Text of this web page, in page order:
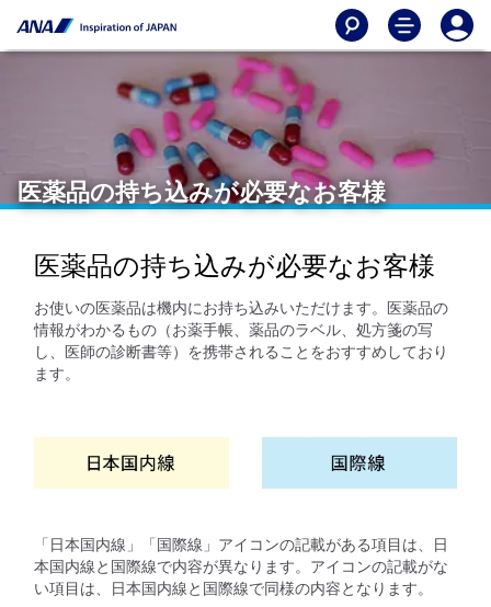
医薬品の持ち込みが必要なお客様
医薬品の持ち込みが必要なお客様
お使いの医薬品は機内にお持ち込みいただけます。医薬品の
情報がわかるもの（お薬手帳、薬品のラベル、処方箋の写
し、医師の診断書等）を携帯されることをおすすめしており
ます。
「日本国内線」「国際線」アイコンの記載がある項目は、日
本国内線と国際線で内容が異なります。アイコンの記載がな
い項目は、日本国内線と国際線で同様の内容となります。